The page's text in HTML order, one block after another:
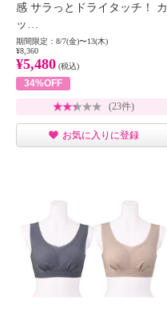
感 サラっとドライタッチ！ カ
ッ…
期間限定：8/7(金)〜13(木)
¥8,360
¥5,480 (税込)
34%OFF
(23件)
お気に入りに登録